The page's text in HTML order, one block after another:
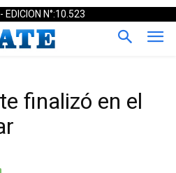
EDICION N°:10.523
finalizó en el